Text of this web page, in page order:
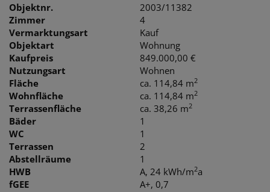
Objektnr.
2003/11382
Zimmer
4
Vermarktungsart
Kauf
Objektart
Wohnung
Kaufpreis
849.000,00 €
Nutzungsart
Wohnen
Fläche
ca. 114,84 m2
Wohnfläche ca. 114,84 m2
Terrassenfläche ca. 38,26 m2
Bäder
1
WC
1
Terrassen
2
Abstellräume
1
HWB
A, 24 kWh/m2a
fGEE
A+, 0,7